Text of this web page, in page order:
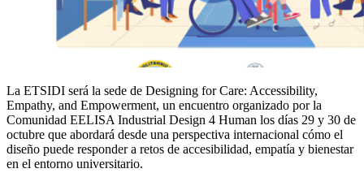
La ETSIDI será la sede de Designing for Care: Accessibility,
Empathy, and Empowerment, un encuentro organizado por la
Comunidad EELISA Industrial Design 4 Human los días 29 y 30 de
octubre que abordará desde una perspectiva internacional cómo el
diseño puede responder a retos de accesibilidad, empatía y bienestar
en el entorno universitario.